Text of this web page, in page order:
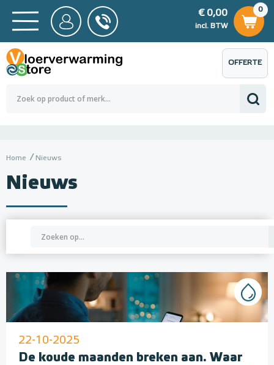
BTW
0,00
0
€ 0,00
incl. BTW
€ 0,00
OFFERTE
AANVRAGEN
Home Nieuws
Nieuws
22-10-2025
De koude maanden breken aan. Waar